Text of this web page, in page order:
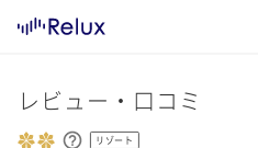
レビュー・口コミ
リゾート